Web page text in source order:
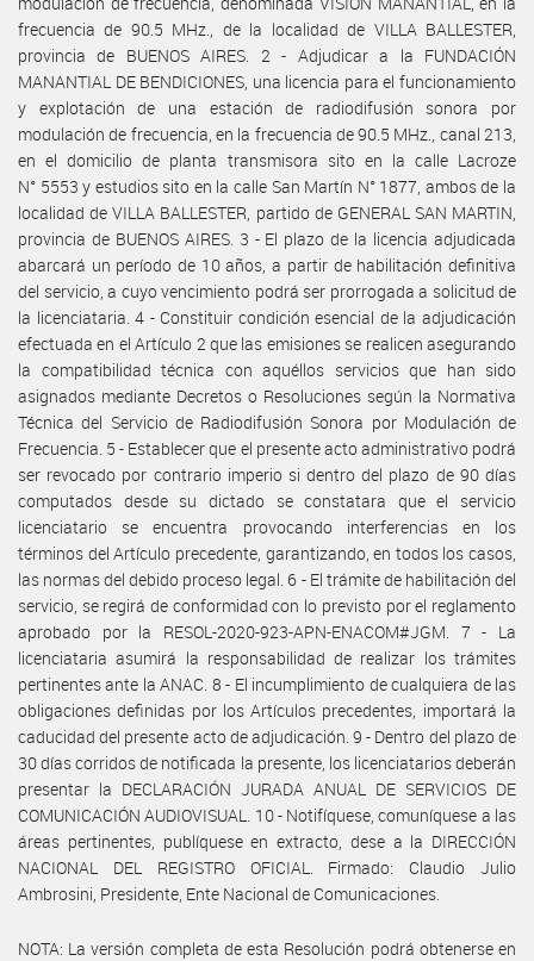
frecuencia de 90.5 MHz., de la localidad de VILLA BALLESTER,
provincia de BUENOS AIRES. 2 - Adjudicar a la FUNDACIÓN
MANANTIAL DE BENDICIONES, una licencia para el funcionamiento
y explotación de una estación de radiodifusión sonora por
modulación de frecuencia, en la frecuencia de 90.5 MHz., canal 213,
en el domicilio de planta transmisora sito en la calle Lacroze
N° 5553 y estudios sito en la calle San Martín N° 1877, ambos de la
localidad de VILLA BALLESTER, partido de GENERAL SAN MARTIN,
provincia de BUENOS AIRES. 3 - El plazo de la licencia adjudicada
abarcará un período de 10 años, a partir de habilitación definitiva
del servicio, a cuyo vencimiento podrá ser prorrogada a solicitud de
la licenciataria. 4 - Constituir condición esencial de la adjudicación
efectuada en el Artículo 2 que las emisiones se realicen asegurando
la compatibilidad técnica con aquéllos servicios que han sido
asignados mediante Decretos o Resoluciones según la Normativa
Técnica del Servicio de Radiodifusión Sonora por Modulación de
Frecuencia. 5 - Establecer que el presente acto administrativo podrá
ser revocado por contrario imperio si dentro del plazo de 90 días
computados desde su dictado se constatara que el servicio
licenciatario se encuentra provocando interferencias en los
términos del Artículo precedente, garantizando, en todos los casos,
las normas del debido proceso legal. 6 - El trámite de habilitación del
servicio, se regirá de conformidad con lo previsto por el reglamento
aprobado por la RESOL-2020-923-APN-ENACOM#JGM. 7 - La
licenciataria asumirá la responsabilidad de realizar los trámites
pertinentes ante la ANAC. 8 - El incumplimiento de cualquiera de las
obligaciones definidas por los Artículos precedentes, importará la
caducidad del presente acto de adjudicación. 9 - Dentro del plazo de
30 días corridos de notificada la presente, los licenciatarios deberán
presentar la DECLARACIÓN JURADA ANUAL DE SERVICIOS DE
COMUNICACIÓN AUDIOVISUAL. 10 - Notifíquese, comuníquese a las
áreas pertinentes, publíquese en extracto, dese a la DIRECCIÓN
NACIONAL DEL REGISTRO OFICIAL. Firmado: Claudio Julio
Ambrosini, Presidente, Ente Nacional de Comunicaciones.
NOTA: La versión completa de esta Resolución podrá obtenerse en